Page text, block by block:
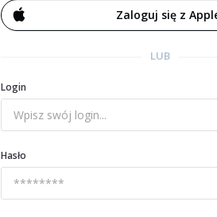
Zaloguj się z
LUB
Login
Hasło